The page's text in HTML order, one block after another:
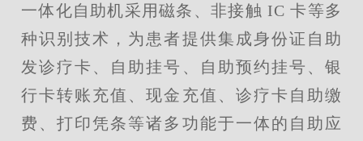
一体化自助机采用磁条、非接触 IC卡等多
种识别技术，为患者提供集成身份证自助
发诊疗卡、自助挂号、自助预约挂号、银
行卡转账充值、现金充值、诊疗卡自助缴
费、打印凭条等诸多功能于一体的自助应